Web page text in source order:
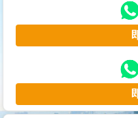
業
主
宅